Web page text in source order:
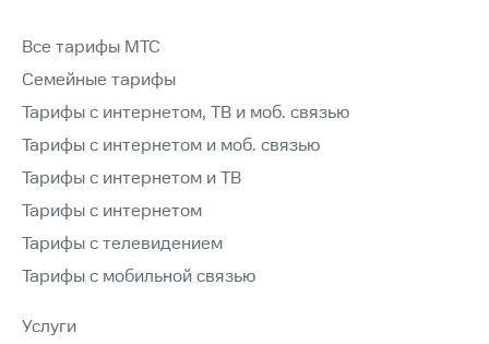
Все тарифы МТС
Семейные тарифы
Тарифы с интернетом, ТВ и моб. связью
Тарифы с интернетом и моб. связью
Тарифы с интернетом и ТВ
Тарифы с интернетом
Тарифы с телевидением
Тарифы с мобильной связью
Услуги